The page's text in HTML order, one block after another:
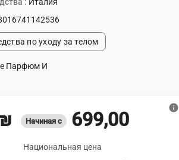
по уходу за телом
Парфюм И
Начиная с 699,00 ₪
Национальная цена
info